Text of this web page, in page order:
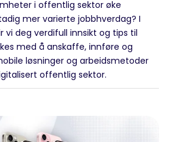
i offentlig sektor øke
mer varierte jobbhverdag? I
vi deg verdifull innsikt og tips til
med å anskaffe, innføre og
løsninger og arbeidsmetoder
offentlig sektor.